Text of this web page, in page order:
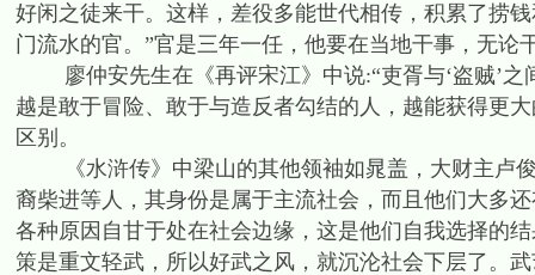
好闲之徒来干。这样，差役多能世代相传，积累了捞
门流水的官。”官是三年一任，他要在当地干事，无
廖仲安先生在《再评宋江》中说:“吏胥与‘盗贼’之
越是敢于冒险、敢于与造反者勾结的人，越能获得更
区别。
《水浒传》中梁山的其他领袖如晁盖，大财主卢俊
裔柴进等人，其身份是属于主流社会，而且他们大多
各种原因自甘于处在社会边缘，这是他们自我选择的
策是重文轻武，所以好武之风，就沉沦社会下层了。